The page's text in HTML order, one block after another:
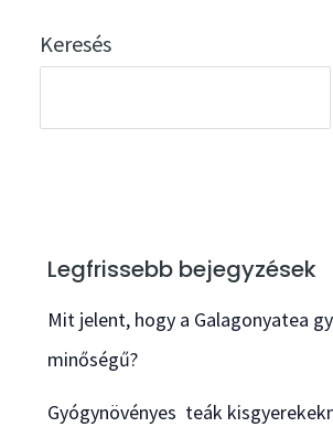
Keresés
Legfrissebb bejegyzések
Mit jelent, hogy a Galagonyatea
minőségű?
Gyógynövényes teák